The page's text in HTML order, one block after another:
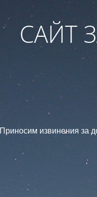
САЙТ
Приносим извинения за